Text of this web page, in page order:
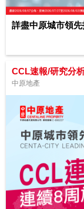
詳盡中原城市領
CCL速報/研究分
中原地產